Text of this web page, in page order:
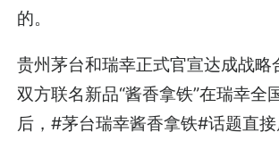
的。
贵州茅台和瑞幸正式官宣达成战略
双方联名新品“酱香拿铁”在瑞幸全
后，#茅台瑞幸酱香拿铁#话题直接